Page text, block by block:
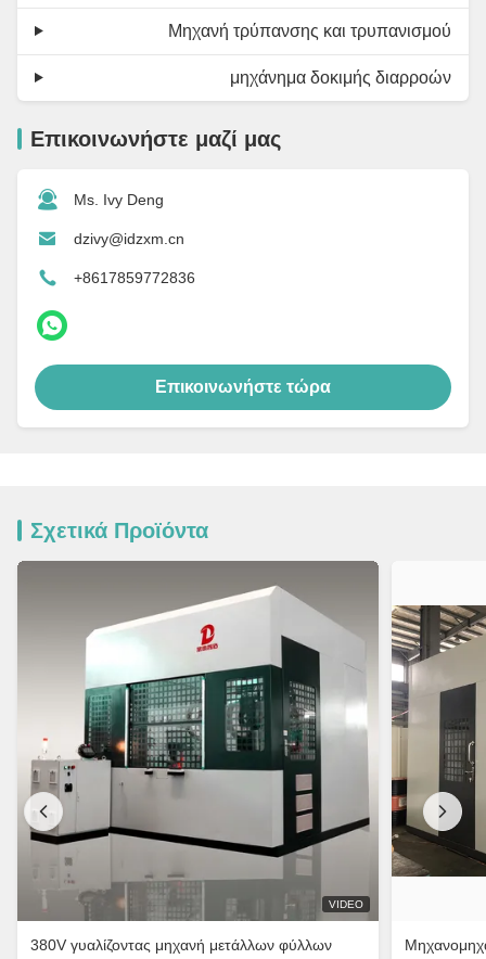
Μηχανή τρύπανσης και τρυπανισμού
μηχάνημα δοκιμής διαρροών
Επικοινωνήστε μαζί μας
Ms. Ivy Deng
dzivy@idzxm.cn
+8617859772836
Επικοινωνήστε τώρα
Σχετικά Προϊόντα
VIDEO
380V γυαλίζοντας μηχανή μετάλλων φύλλων